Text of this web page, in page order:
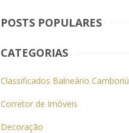
POSTS POPULARES
CATEGORIAS
Classificados Balneário Camboriú
Corretor de Imóveis
Decoração